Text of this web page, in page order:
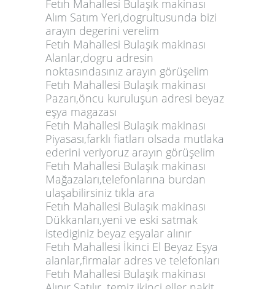
Fetıh Mahallesi Bulaşık makinası
Alım Satım Yeri,dogrultusunda bizi
arayın degerini verelim
Fetıh Mahallesi Bulaşık makinası
Alanlar,dogru adresin
noktasındasınız arayın görüşelim
Fetıh Mahallesi Bulaşık makinası
Pazarı,öncu kuruluşun adresi beyaz
eşya magazası
Fetıh Mahallesi Bulaşık makinası
Piyasası,farklı fiatları olsada mutlaka
ederini veriyoruz arayın görüşelim
Fetıh Mahallesi Bulaşık makinası
Mağazaları,telefonlarına burdan
ulaşabilirsiniz tıkla ara
Fetıh Mahallesi Bulaşık makinası
Dükkanları,yeni ve eski satmak
istediginiz beyaz eşyalar alınır
Fetıh Mahallesi İkinci El Beyaz Eşya
alanlar,firmalar adres ve telefonları
Fetıh Mahallesi Bulaşık makinası